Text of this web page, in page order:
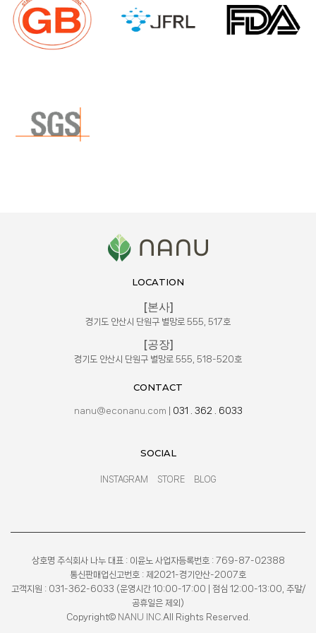
LOCATION
[본사]
경기도 안산시 단원구 별망로 555, 517호
[공장]
경기도 안산시 단원구 별망로 555, 518-520호
CONTACT
nanu@econanu.com 031 . 362 . 6033
SOCIAL
INSTAGRAM STORE BLOG
상호명 주식회사 나누 대표 : 이윤노 사업자등록번호 : 769-87-02388
통신판매업신고번호 : 제2021-경기안산-2007호
고객지원 : 031-362-6033 (운영시간 10:00-17:00 | 점심 12:00-13:00, 주말/
공휴일은 제외)
Copyright© NANU INC. All Rights Reserved.